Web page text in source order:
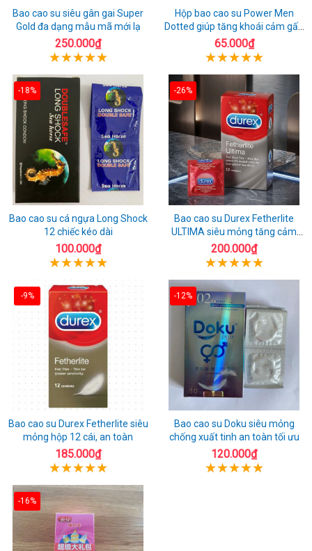
Bao cao su siêu gân gai Super
Gold đa dạng mẫu mã mới lạ
250.000₫
Hộp bao cao su Power Men
Dotted giúp tăng khoái cảm gấp
đôi
65.000₫
-18%
Bao cao su cá ngựa Long Shock
12 chiếc kéo dài
100.000₫
-26%
Bao cao su Durex Fetherlite
ULTIMA siêu mỏng tăng cảm
giác
200.000₫
-9%
Bao cao su Durex Fetherlite siêu
mỏng hộp 12 cái, an toàn
185.000₫
-12%
Bao cao su Doku siêu mỏng
chống xuất tinh an toàn tối ưu
120.000₫
-16%